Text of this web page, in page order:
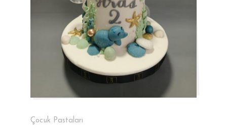
Çocuk Pastaları